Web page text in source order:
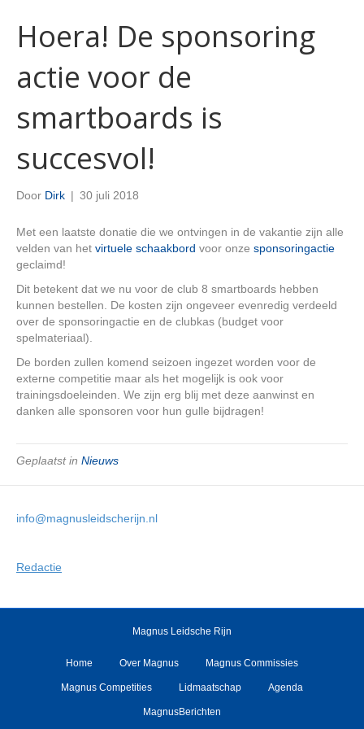
Hoera! De sponsoring
actie voor de
smartboards is
succesvol!
Door Dirk | 30 juli 2018
Met een laatste donatie die we ontvingen in de vakantie zijn alle
velden van het virtuele schaakbord voor onze sponsoringactie
geclaimd!
Dit betekent dat we nu voor de club 8 smartboards hebben
kunnen bestellen. De kosten zijn ongeveer evenredig verdeeld
over de sponsoringactie en de clubkas (budget voor
spelmateriaal).
De borden zullen komend seizoen ingezet worden voor de
externe competitie maar als het mogelijk is ook voor
trainingsdoeleinden. We zijn erg blij met deze aanwinst en
danken alle sponsoren voor hun gulle bijdragen!
Geplaatst in Nieuws
info@magnusleidscherijn.nl
Redactie
Magnus Leidsche Rijn
Home Over Magnus Magnus Commissies
Magnus Competities Lidmaatschap Agenda
MagnusBerichten